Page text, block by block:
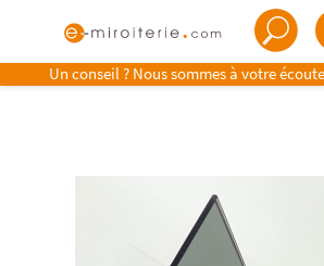
Un conseil ? Nous sommes à votre